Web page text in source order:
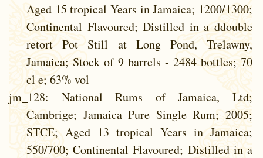
Aged 15 tropical Years in Jamaica; 1200/1300;
Continental Flavoured; Distilled in a ddouble
retort Pot Still at Long Pond, Trelawny,
Jamaica; Stock of 9 barrels - 2484 bottles; 70
cl e; 63% vol
jm_128: National Rums of Jamaica, Ltd;
Cambrige; Jamaica Pure Single Rum; 2005;
STCE; Aged 13 tropical Years in Jamaica;
550/700; Continental Flavoured; Distilled in a